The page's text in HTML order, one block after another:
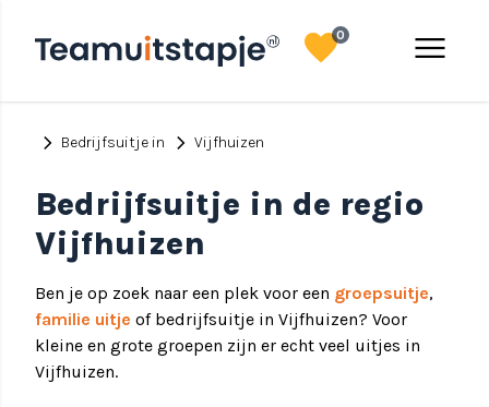
menu
favorite0
chevron_right Bedrijfsuitje in chevron_right Vijfhuizen
Bedrijfsuitje in de regio
Vijfhuizen
Ben je op zoek naar een plek voor een groepsuitje,
familie uitje of bedrijfsuitje in Vijfhuizen? Voor
kleine en grote groepen zijn er echt veel uitjes in
Vijfhuizen.